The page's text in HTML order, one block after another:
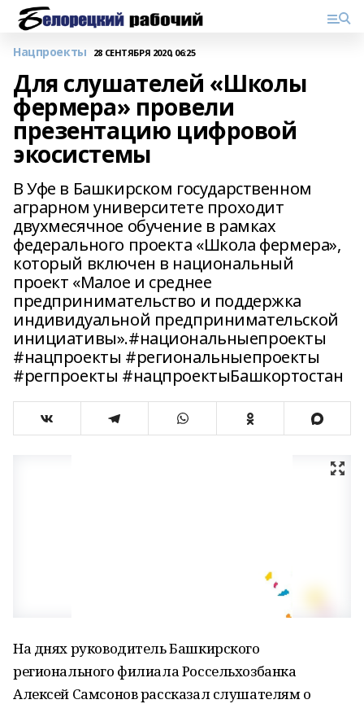
Нацпроекты 28 СЕНТЯБРЯ 2020, 06:25
Для слушателей «Школы
фермера» провели
презентацию цифровой
экосистемы
В Уфе в Башкирском государственном
аграрном университете проходит
двухмесячное обучение в рамках
федерального проекта «Школа фермера»,
который включен в национальный
проект «Малое и среднее
предпринимательство и поддержка
индивидуальной предпринимательской
инициативы».#национальныепроекты
#нацпроекты #региональныепроекты
#регпроекты #нацпроектыБашкортостан
На днях руководитель Башкирского
регионального филиала Россельхозбанка
Алексей Самсонов рассказал слушателям о